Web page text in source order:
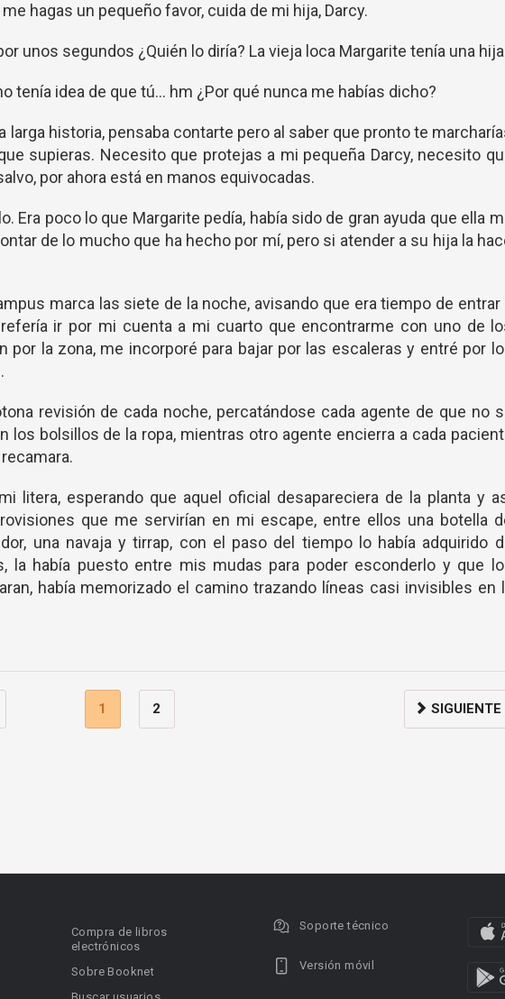
hagas un pequeño favor, cuida de mi hija, Darcy.
unos segundos ¿Quién lo diría? La vieja loca Margarite tenía una
tenía idea de que tú… hm ¿Por qué nunca me habías dicho?
larga historia, pensaba contarte pero al saber que pronto te
supieras. Necesito que protejas a mi pequeña Darcy, necesito
por ahora está en manos equivocadas.
Era poco lo que Margarite pedía, había sido de gran ayuda que ella
de lo mucho que ha hecho por mí, pero si atender a su hija la
marca las siete de la noche, avisando que era tiempo de entrar
ir por mi cuenta a mi cuarto que encontrarme con uno de
por la zona, me incorporé para bajar por las escaleras y entré por
revisión de cada noche, percatándose cada agente de que no
los bolsillos de la ropa, mientras otro agente encierra a cada
litera, esperando que aquel oficial desapareciera de la planta y
que me servirían en mi escape, entre ellos una botella
una navaja y tirrap, con el paso del tiempo lo había adquirido
la había puesto entre mis mudas para poder esconderlo y que
había memorizado el camino trazando líneas casi invisibles en
1 2 SIGUIENTE
Compra de libros
electrónicos
Sobre Booknet
Soporte técnico
Versión móvil